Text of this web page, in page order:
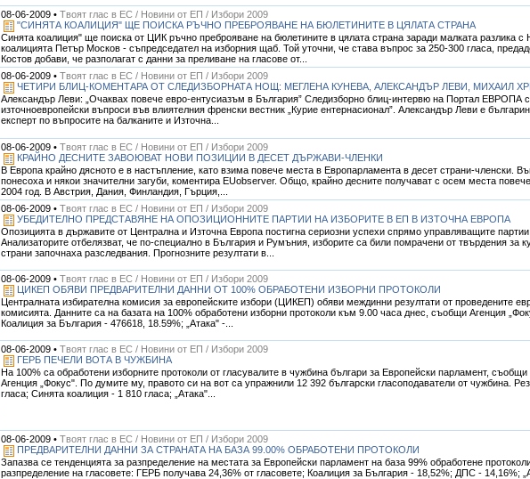
08-06-2009 • Твоят глас в ЕС / Новини от ЕП / Избори 2009
"СИНЯТА КОАЛИЦИЯ" ЩЕ ПОИСКА РЪЧНО ПРЕБРОЯВАНЕ НА БЮЛЕТИНИТЕ В ЦЯЛАТА СТРАНА
Синята коалиция" ще поиска от ЦИК ръчно преброяване на бюлетините в цялата страна заради малката разлика
коалицията Петър Москов - съпредседател на изборния щаб. Той уточни, че става въпрос за 250-300 гласа,
Костов добави, че разполагат с данни за преливане на гласове от...
08-06-2009 • Твоят глас в ЕС / Новини от ЕП / Избори 2009
ЧЕТИРИ БЛИЦ-КОМЕНТАРА ОТ СЛЕДИЗБОРНАТА НОЩ: МЕГЛЕНА КУНЕВА, АЛЕКСАНДЪР ЛЕВИ, МИХАИЛ
Александър Леви: „Очаквах повече евро-ентусиазъм в България” Следизборно блиц-интервю на Портал ЕВРОПА
източноевропейски въпроси във влиятелния френски вестник „Курие ентернасионал”. Александър Леви е
експерт по въпросите на балканите и Източна...
08-06-2009 • Твоят глас в ЕС / Новини от ЕП / Избори 2009
КРАЙНО ДЕСНИТЕ ЗАВОЮВАТ НОВИ ПОЗИЦИИ В ДЕСЕТ ДЪРЖАВИ-ЧЛЕНКИ
В Европа крайно дясното е в настъпление, като взима повече места в Европарламента в десет страни-членски.
понесоха и някои значителни загуби, коментира EUobserver. Общо, крайно десните получават с осем места
2004 год. В Австрия, Дания, Финландия, Гърция,...
08-06-2009 • Твоят глас в ЕС / Новини от ЕП / Избори 2009
УБЕДИТЕЛНО ПРЕДСТАВЯНЕ НА ОПОЗИЦИОННИТЕ ПАРТИИ НА ИЗБОРИТЕ В ЕП В ИЗТОЧНА ЕВРОПА
Опозицията в държавите от Централна и Източна Европа постигна сериозни успeхи спрямо управляващите
Анализаторите отбелязват, че по-специално в България и Румъния, изборите са били помрачени от твърдения за
страни започнаха разследвания. Прогнозните резултати в...
08-06-2009 • Твоят глас в ЕС / Новини от ЕП / Избори 2009
ЦИКЕП ОБЯВИ ПРЕДВАРИТЕЛНИ ДАННИ ОТ 100% ОБРАБОТЕНИ ИЗБОРНИ ПРОТОКОЛИ
Централната избирателна комисия за европейските избори (ЦИКЕП) обяви междинни резултати от проведените
комисията. Данните са на базата на 100% обработени изборни протоколи към 9.00 часа днес, съобщи Агенция
Коалиция за България - 476618, 18.59%; „Атака" -...
08-06-2009 • Твоят глас в ЕС / Новини от ЕП / Избори 2009
ГЕРБ ПЕЧЕЛИ ВОТА В ЧУЖБИНА
На 100% са обработени изборните протоколи от гласувалите в чужбина българи за Европейски парламент,
Агенция „Фокус". По думите му, правото си на вот са упражнили 12 392 български гласоподаватели от чужбина.
гласа; Синята коалиция - 1 810 гласа; „Атака"...
08-06-2009 • Твоят глас в ЕС / Новини от ЕП / Избори 2009
ПРЕДВАРИТЕЛНИ ДАННИ ЗА СТРАНАТА НА БАЗА 99.00% ОБРАБОТЕНИ ПРОТОКОЛИ
Запазва се тенденцията за разпределение на местата за Европейски парламент на база 99% обработене
разпределение на гласовете: ГЕРБ получава 24,36% от гласовете; Коалиция за България - 18,52%; ДПС - 14,16%;